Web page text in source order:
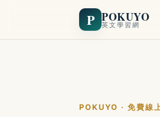
P POKUYO
英文學習網
POKUYO · 免費線